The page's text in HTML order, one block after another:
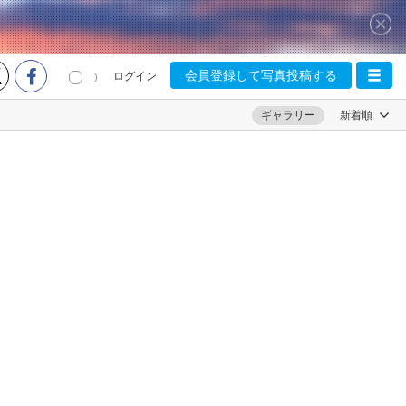
ログイン 会員登録して写真投稿する
ギャラリー 新着順